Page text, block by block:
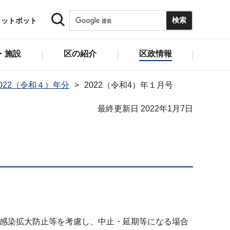
トボット
施設 区の紹介 区政情報
（令和４）年分 2022（令和4）年１月号
最終更新日 2022年1月7日
染拡大防止等を考慮し、中止・延期等になる場合